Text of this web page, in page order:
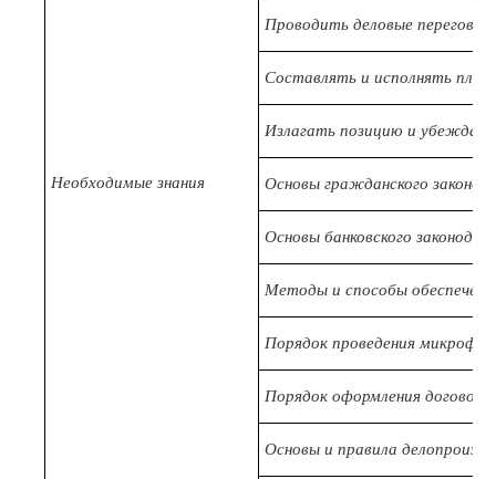
Проводить деловые
Составлять и исполнять
Излагать позицию и
Необходимые знания Основы гражданского
Основы банковского
Методы и способы
Порядок проведения
Порядок оформления
Основы и правила